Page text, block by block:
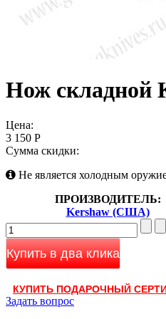
Нож складной
Цена:
3 150 Р
Сумма скидки:
Не является холодным
ПРОИЗВОДИТЕЛЬ:
Kershaw (США)
Купить в два клика
КУПИТЬ ПОДАРОЧНЫЙ
Задать вопрос